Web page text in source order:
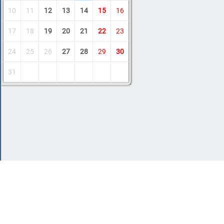
10 11 12 13 14 15 16
17 18 19 20 21 22 23
24 25 26 27 28 29 30
31